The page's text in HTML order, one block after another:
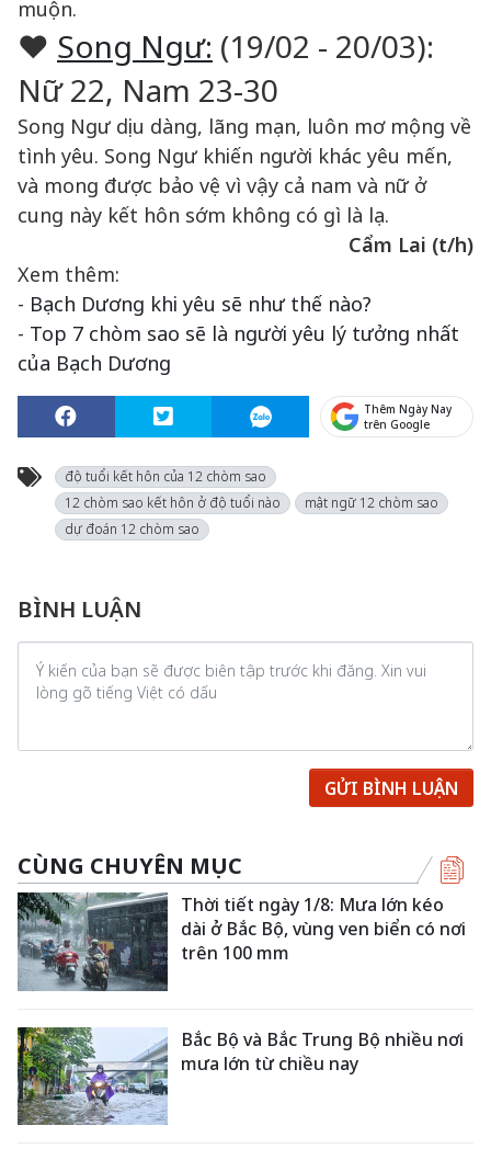
muộn.
♥ Song Ngư: (19/02 - 20/03):
Nữ 22, Nam 23-30
Song Ngư dịu dàng, lãng mạn, luôn mơ mộng về
tình yêu. Song Ngư khiến người khác yêu mến,
và mong được bảo vệ vì vậy cả nam và nữ ở
cung này kết hôn sớm không có gì là lạ.
Cẩm Lai (t/h)
Xem thêm:
- Bạch Dương khi yêu sẽ như thế nào?
- Top 7 chòm sao sẽ là người yêu lý tưởng nhất
của Bạch Dương
Thêm Ngày Nay
trên Google
độ tuổi kết hôn của 12 chòm sao
12 chòm sao kết hôn ở độ tuổi nào
mật ngữ 12 chòm sao
dự đoán 12 chòm sao
BÌNH LUẬN
GỬI BÌNH LUẬN
CÙNG CHUYÊN MỤC
Thời tiết ngày 1/8: Mưa lớn kéo
dài ở Bắc Bộ, vùng ven biển có nơi
trên 100 mm
Bắc Bộ và Bắc Trung Bộ nhiều nơi
mưa lớn từ chiều nay